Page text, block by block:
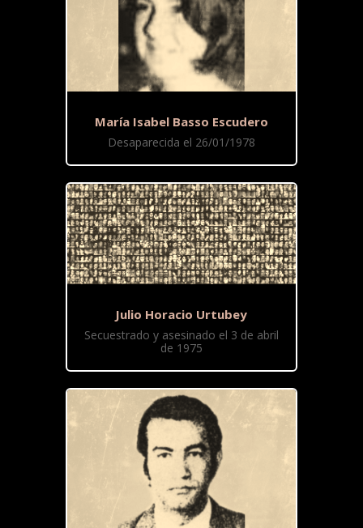
María Isabel Basso Escudero
Desaparecida el 26/01/1978
Julio Horacio Urtubey
Secuestrado y asesinado el 3 de abril
de 1975